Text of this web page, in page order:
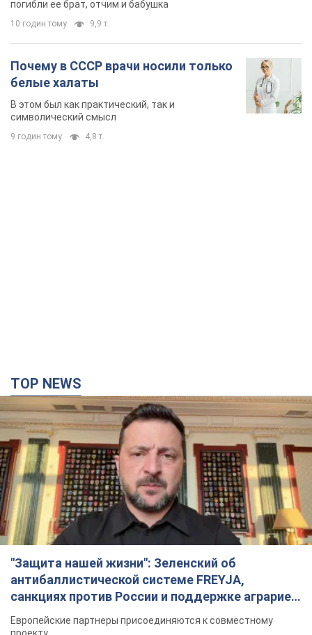
погибли ее брат, отчим и бабушка
10 годин тому 9,9 т.
Почему в СССР врачи носили только
белые халаты
В этом был как практический, так и
символический смысл
9 годин тому 4,8 т.
TOP NEWS
"Защита нашей жизни": Зеленский об
антибаллистической системе FREYJA,
санкциях против России и поддержке аграриев.
Видео
Европейские партнеры присоединяются к совместному